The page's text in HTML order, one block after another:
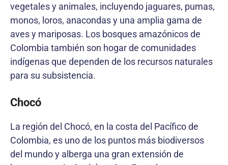
vegetales y animales, incluyendo jaguares, pumas,
monos, loros, anacondas y una amplia gama de
aves y mariposas. Los bosques amazónicos de
Colombia también son hogar de comunidades
indígenas que dependen de los recursos naturales
para su subsistencia.
Chocó
La región del Chocó, en la costa del Pacífico de
Colombia, es uno de los puntos más biodiversos
del mundo y alberga una gran extensión de